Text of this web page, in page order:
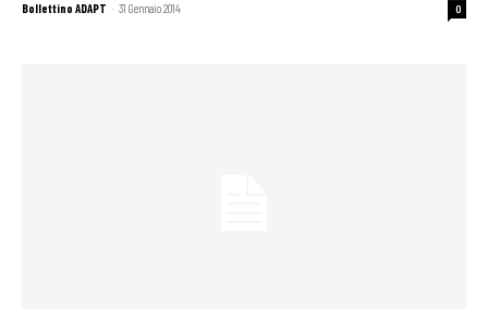
Bollettino ADAPT - 31 Gennaio 2014 0